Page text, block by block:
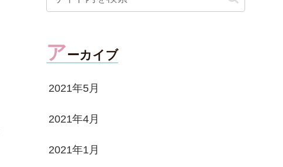
アーカイブ
2021年5月
2021年4月
2021年1月